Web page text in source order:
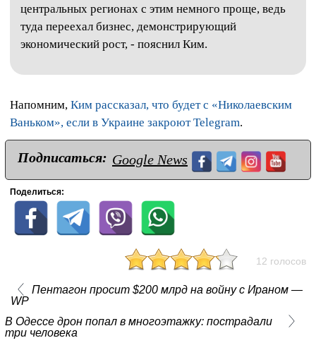
центральных регионах с этим немного проще, ведь
туда переехал бизнес, демонстрирующий
экономический рост, - пояснил Ким.
Напомним, Ким рассказал, что будет с «Николаевским
Ваньком», если в Украине закроют Telegram.
Подписаться: Google News
Поделиться:
12 голосов
Пентагон просит $200 млрд на войну с Ираном —
WP
В Одессе дрон попал в многоэтажку: пострадали
три человека